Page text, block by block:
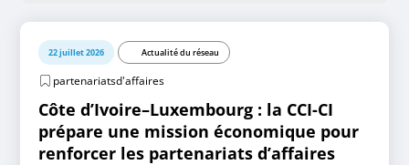
22 juillet 2026 Actualité du réseau
partenariatsd'affaires
Côte d’Ivoire–Luxembourg : la CCI-CI
prépare une mission économique pour
renforcer les partenariats d’affaires